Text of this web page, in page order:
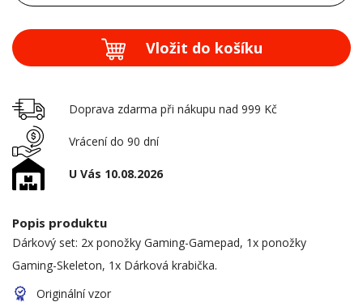
Vložit do košíku
Doprava zdarma při nákupu nad 999 Kč
Vrácení do 90 dní
U Vás 10.08.2026
Popis produktu
Dárkový set: 2x ponožky Gaming-Gamepad, 1x ponožky
Gaming-Skeleton, 1x Dárková krabička.
Originální vzor